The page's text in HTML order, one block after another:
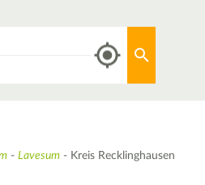
- Lavesum - Kreis Recklinghausen